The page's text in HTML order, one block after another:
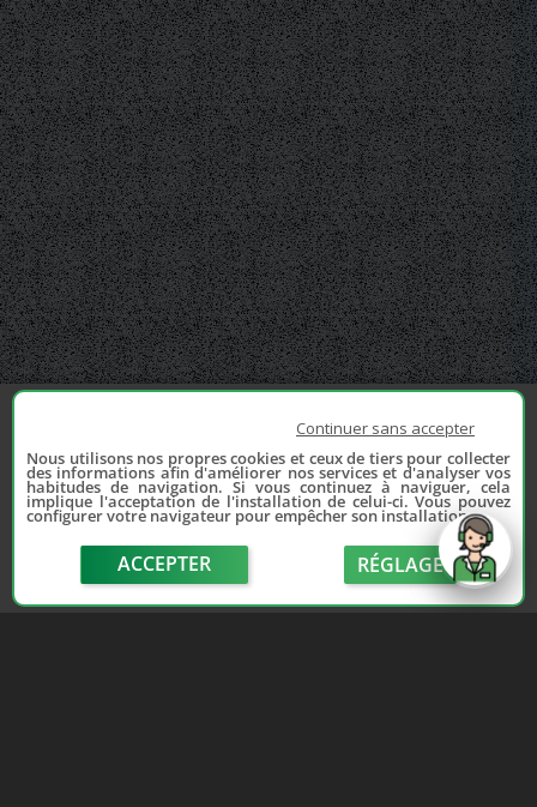
Continuer sans accepter
Nous utilisons nos propres cookies et ceux de tiers pour collecter
des informations afin d'améliorer nos services et d'analyser vos
habitudes de navigation. Si vous continuez à naviguer, cela
implique l'acceptation de l'installation de celui-ci. Vous pouvez
configurer votre navigateur pour empêcher son installation.
ACCEPTER RÉGLAGE